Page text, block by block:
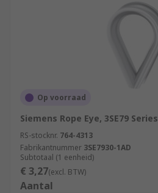
Op voorraad
Siemens Rope Eye, 3SE79 Series
RS-stocknr. 764-4313
Fabrikantnummer 3SE7930-1AD
Subtotaal (1 eenheid)
€ 3,27(excl. BTW)
Aantal